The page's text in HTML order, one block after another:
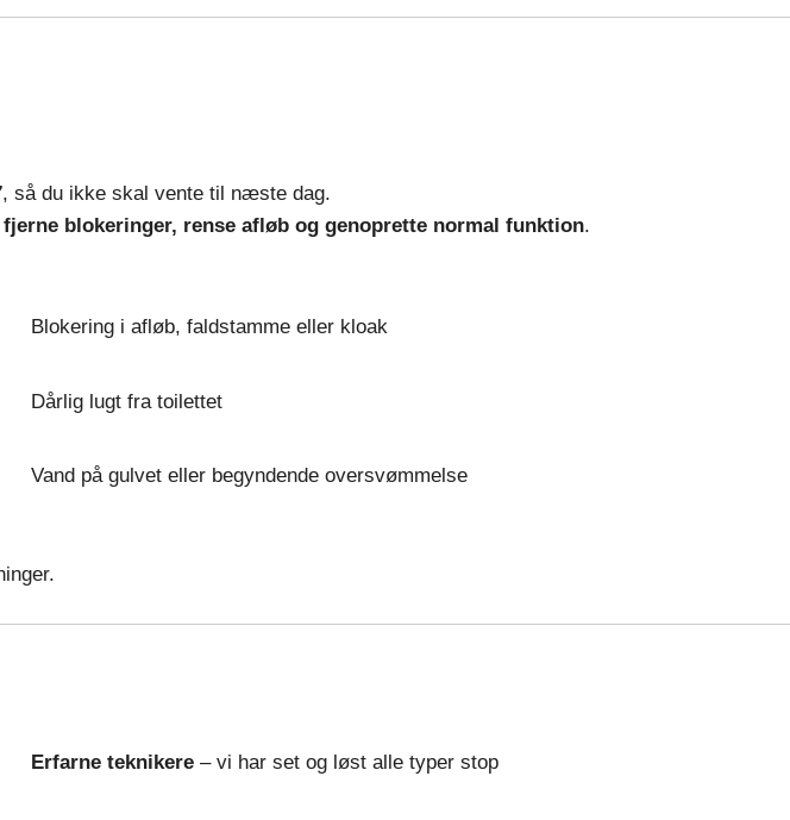
, så du ikke skal vente til næste dag.
fjerne blokeringer, rense afløb og genoprette normal funktion.
Blokering i afløb, faldstamme eller kloak
Dårlig lugt fra toilettet
Vand på gulvet eller begyndende oversvømmelse
Erfarne teknikere – vi har set og løst alle typer stop